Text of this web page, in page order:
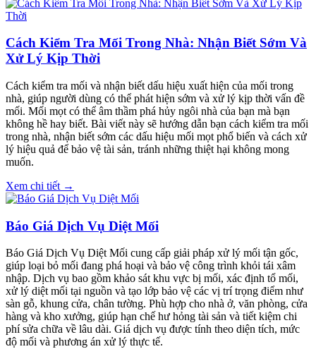
Cách Kiểm Tra Mối Trong Nhà: Nhận Biết Sớm Và
Xử Lý Kịp Thời
Cách kiểm tra mối và nhận biết dấu hiệu xuất hiện của mối trong
nhà, giúp người dùng có thể phát hiện sớm và xử lý kịp thời vấn đề
mối. Mối mọt có thể âm thầm phá hủy ngôi nhà của bạn mà bạn
không hề hay biết. Bài viết này sẽ hướng dẫn bạn cách kiểm tra mối
trong nhà, nhận biết sớm các dấu hiệu mối mọt phổ biến và cách xử
lý hiệu quả để bảo vệ tài sản, tránh những thiệt hại không mong
muốn.
Xem chi tiết →
Báo Giá Dịch Vụ Diệt Mối
Báo Giá Dịch Vụ Diệt Mối cung cấp giải pháp xử lý mối tận gốc,
giúp loại bỏ mối đang phá hoại và bảo vệ công trình khỏi tái xâm
nhập. Dịch vụ bao gồm khảo sát khu vực bị mối, xác định tổ mối,
xử lý diệt mối tại nguồn và tạo lớp bảo vệ các vị trí trọng điểm như
sàn gỗ, khung cửa, chân tường. Phù hợp cho nhà ở, văn phòng, cửa
hàng và kho xưởng, giúp hạn chế hư hỏng tài sản và tiết kiệm chi
phí sửa chữa về lâu dài. Giá dịch vụ được tính theo diện tích, mức
độ mối và phương án xử lý thực tế.